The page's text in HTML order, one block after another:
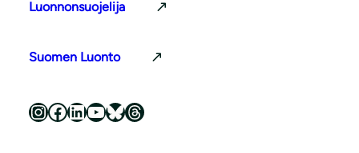
Luonnonsuojelija
Suomen Luonto
Luonnonsuojeluliitto Instagramissa Luonnonsuojeluliitto Facebookissa Luonnonsuojeluliitto LinkedInissä Luonnonsuojeluliiton YouTube-kanava Luonnonsuojeluliitto Blueskyssa Luonnonsuojeluliitto Threadsissa